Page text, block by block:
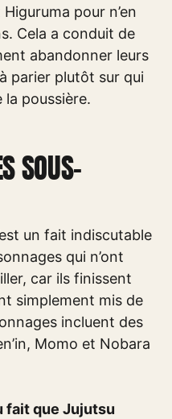
pour n’en
Cela a conduit de
abandonner leurs
parier plutôt sur qui
poussière.
SOUS-
un fait indiscutable
qui n’ont
car ils finissent
simplement mis de
incluent des
Momo et Nobara
fait que Jujutsu